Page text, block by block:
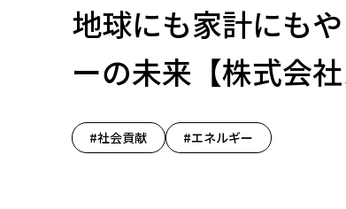
地球にも家計にも
ーの未来【株式会
#社会貢献 #エネルギー